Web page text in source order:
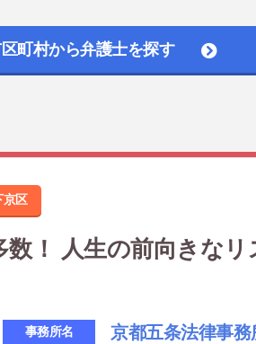
町村から弁護士を探す
京区
！ 人生の前向きなリ
事務所名 京都五条法律事務